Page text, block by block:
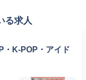
る求人
・K-POP・アイド